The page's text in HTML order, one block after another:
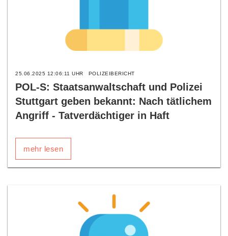
25.06.2025 12:06:11 UHR POLIZEIBERICHT
POL-S: Staatsanwaltschaft und Polizei
Stuttgart geben bekannt: Nach tätlichem
Angriff - Tatverdächtiger in Haft
mehr lesen